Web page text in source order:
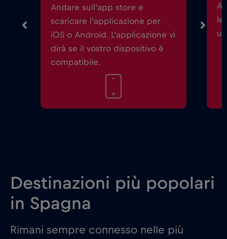
Andare sull’app store e
scaricare l’applicazione per
iOS o Android. L’applicazione vi
dirà se il vostro dispositivo è
compatibile.
le
Destinazioni più popolari
in Spagna
Rimani sempre connesso nelle più